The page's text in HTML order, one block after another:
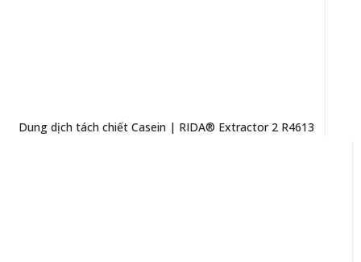
Dung dịch tách chiết Casein | RIDA® Extractor 2 R4613